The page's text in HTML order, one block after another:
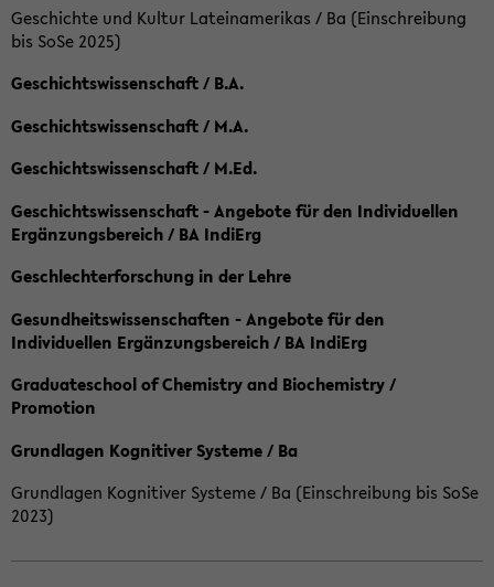
Geschichte und Kultur Lateinamerikas / Ba (Einschreibung
bis SoSe 2025)
Geschichtswissenschaft / B.A.
Geschichtswissenschaft / M.A.
Geschichtswissenschaft / M.Ed.
Geschichtswissenschaft - Angebote für den Individuellen
Ergänzungsbereich / BA IndiErg
Geschlechterforschung in der Lehre
Gesundheitswissenschaften - Angebote für den
Individuellen Ergänzungsbereich / BA IndiErg
Graduateschool of Chemistry and Biochemistry /
Promotion
Grundlagen Kognitiver Systeme / Ba
Grundlagen Kognitiver Systeme / Ba (Einschreibung bis SoSe
2023)